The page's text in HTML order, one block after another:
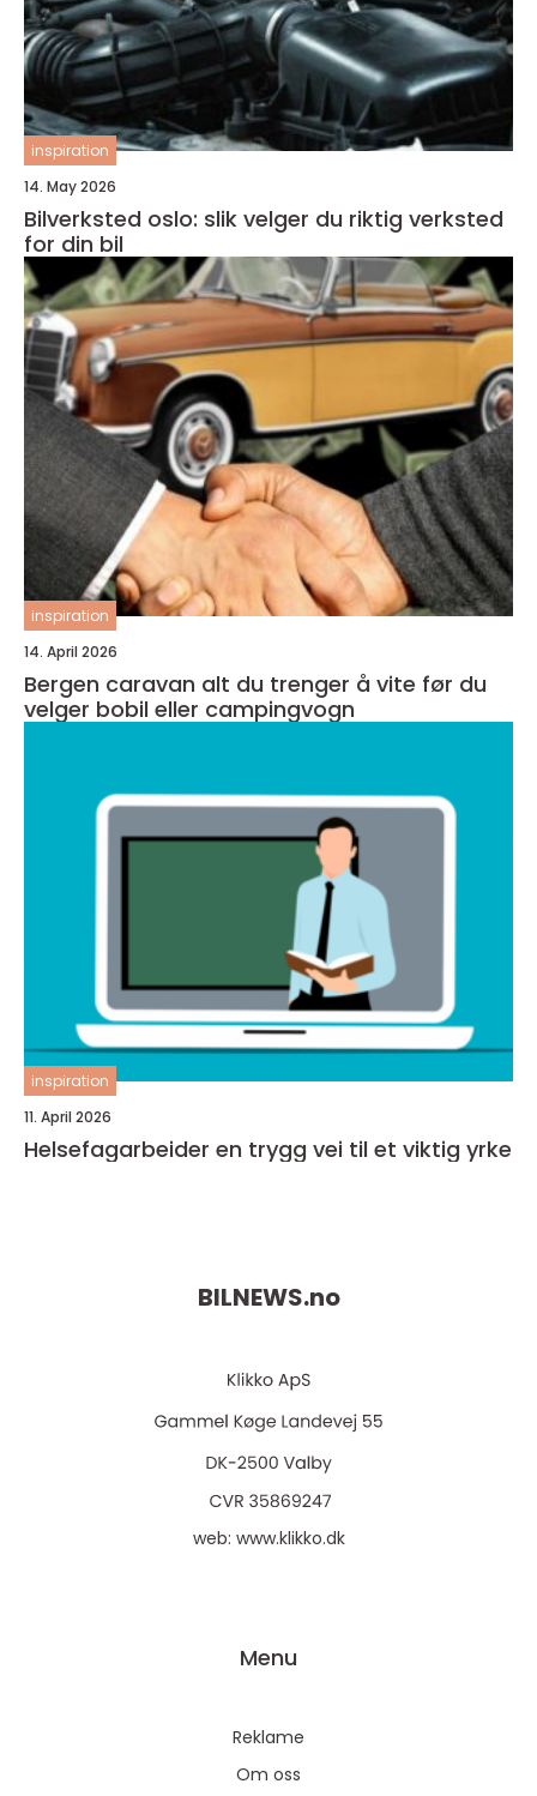
inspiration
14. May 2026
Bilverksted oslo: slik velger du riktig verksted
for din bil
inspiration
14. April 2026
Bergen caravan alt du trenger å vite før du
velger bobil eller campingvogn
inspiration
11. April 2026
Helsefagarbeider en trygg vei til et viktig yrke
BILNEWS.no
web: www.klikko.dk
Menu
Reklame
Om oss